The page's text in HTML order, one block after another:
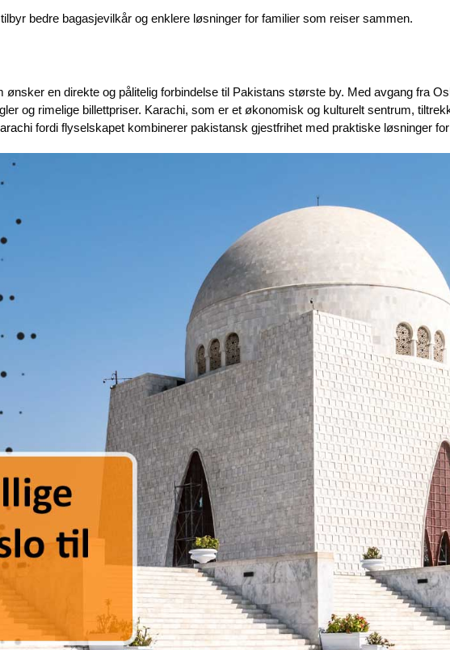
bedre bagasjevilkår og enklere løsninger for familier som reiser sammen.
en direkte og pålitelig forbindelse til Pakistans største by. Med avgang fra
og rimelige billettpriser. Karachi, som er et økonomisk og kulturelt sentrum,
fordi flyselskapet kombinerer pakistansk gjestfrihet med praktiske løsninger